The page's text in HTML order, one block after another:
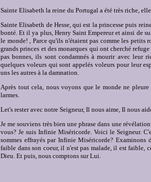
Sainte Elisabeth la reine du Portugal a été très riche,
Sainte Elisabeth de Hesse, qui est la princesse puis
bonté. Et il ya plus, Henry Saint Empereur et ainsi de
le monde! , Parce qu'ils n'étaient pas comme les
grands princes et des monarques qui ont cherché
pas bonnes, ils sont condamnés à mourir avec leur
quelques voleurs qui sont appelés voleurs pour leur
uns les autres à la damnation.
Après tout cela, nous voyons que le monde ne
larmes.
Let's rester avec notre Seigneur, Il nous aime, Il nous
Je me souviens très bien une phrase dans une
vous? Je suis Infinie Miséricorde. Voici le Seigneur.
sommes effrayés par Infinie Miséricorde?
faible dans son coeur, il n'est pas malade, il est faible,
Dieu. Et puis, nous comptons sur Lui.